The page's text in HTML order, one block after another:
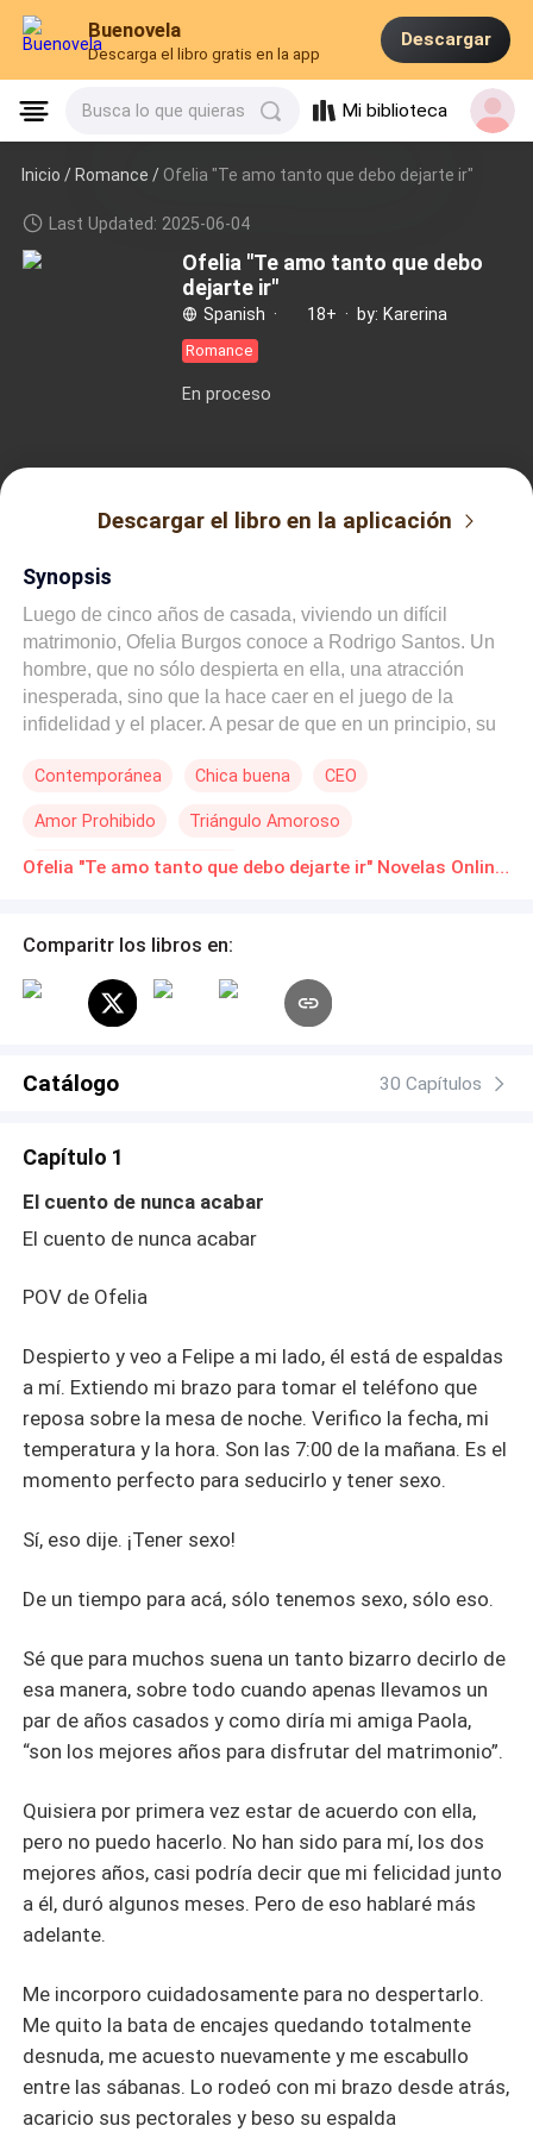
Buenovela
Descarga el libro gratis en la app
Descargar
Busca lo que quieras Mi biblioteca
Inicio /Romance / Ofelia "Te amo tanto que debo dejarte ir"
Last Updated: 2025-06-04
Ofelia "Te amo tanto que debo
dejarte ir"
Spanish · 18+ · by: Karerina
Romance
En proceso
Descargar el libro en la aplicación
Synopsis
Luego de cinco años de casada, viviendo un difícil
matrimonio, Ofelia Burgos conoce a Rodrigo Santos. Un
hombre, que no sólo despierta en ella, una atracción
inesperada, sino que la hace caer en el juego de la
infidelidad y el placer. A pesar de que en un principio, su
los severos juzgamientos familiares, la desmedida pasión
traspasar los límites y enfrentar cualquier adversidad sólo
para lograr estar juntos. Mas, detrás de los bastidores de
convertirse en madre, una realidad que podría destrozar
Rodrigo aceptar a Ofelia y el amor que comparten,
incluso si eso significa renunciar a su anhelo de ser
siente por Rodrigo y dejarlo ir de su lado?
Contemporánea Chica buena CEO
Amor Prohibido Triángulo Amoroso
Reencuentro de Amantes Ofelia "Te amo tanto que debo dejarte ir" Novelas Online Descarga gratuita de PDF
Comparitr los libros en:
Catálogo 30 Capítulos
Capítulo 1
El cuento de nunca acabar
El cuento de nunca acabar
POV de Ofelia
Despierto y veo a Felipe a mi lado, él está de espaldas
a mí. Extiendo mi brazo para tomar el teléfono que
reposa sobre la mesa de noche. Verifico la fecha, mi
temperatura y la hora. Son las 7:00 de la mañana. Es el
momento perfecto para seducirlo y tener sexo.
Sí, eso dije. ¡Tener sexo!
De un tiempo para acá, sólo tenemos sexo, sólo eso.
Sé que para muchos suena un tanto bizarro decirlo de
esa manera, sobre todo cuando apenas llevamos un
par de años casados y como diría mi amiga Paola,
“son los mejores años para disfrutar del matrimonio”.
Quisiera por primera vez estar de acuerdo con ella,
pero no puedo hacerlo. No han sido para mí, los dos
mejores años, casi podría decir que mi felicidad junto
a él, duró algunos meses. Pero de eso hablaré más
adelante.
Me incorporo cuidadosamente para no despertarlo.
Me quito la bata de encajes quedando totalmente
desnuda, me acuesto nuevamente y me escabullo
entre las sábanas. Lo rodeó con mi brazo desde atrás,
acaricio sus pectorales y beso su espalda